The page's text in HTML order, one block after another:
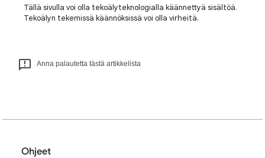
Tällä sivulla voi olla tekoälyteknologialla käännettyä sisältöä.
Tekoälyn tekemissä käännöksissä voi olla virheitä.
Anna palautetta tästä artikkelista
Ohjeet